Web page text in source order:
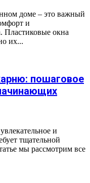
доме – это важный
и
Пластиковые окна
их...
пошаговое
и
тщательной
мы рассмотрим все